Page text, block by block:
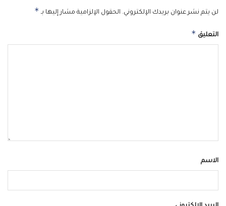
لن يتم نشر عنوان بريدك الإلكتروني. الحقول الإلزامية مشار إليها بـ *
التعليق *
الاسم